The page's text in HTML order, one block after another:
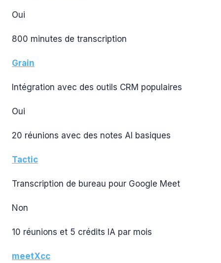
Oui
800 minutes de transcription
Grain
Intégration avec des outils CRM populaires
Oui
20 réunions avec des notes AI basiques
Tactic
Transcription de bureau pour Google Meet
Non
10 réunions et 5 crédits IA par mois
meetXcc